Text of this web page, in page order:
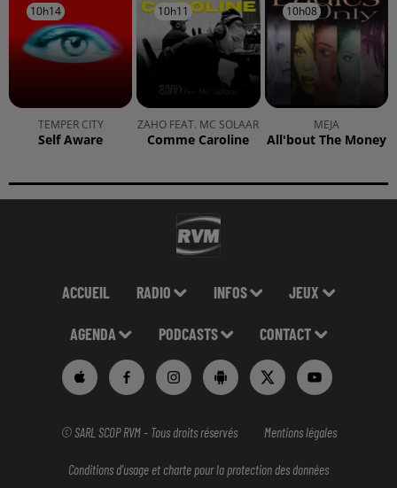
10h14
10h14
TEMPER CITY
Self Aware
10h11
10h11
ZAHO FEAT. MC SOLAAR
Comme Caroline
10h08
10h08
MEJA
All'bout The Money
ACCUEIL RADIO INFOS JEUX
AGENDA PODCASTS CONTACT
© SARL SCOP RVM - Tous droits réservés Mentions légales
Conditions d'usage et charte pour la protection des données